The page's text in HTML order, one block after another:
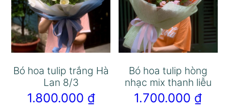
Bó hoa tulip trắng Hà
Lan 8/3
1.800.000 ₫
Bó hoa tulip hòng
nhạc mix thanh liễu
1.700.000 ₫